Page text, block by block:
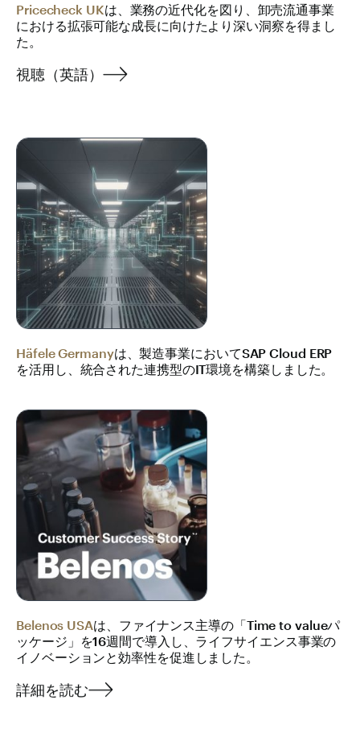
Pricecheck UKは、業務の近代化を図り、卸売流通事業
における拡張可能な成長に向けたより深い洞察を得まし
た。
視聴（英語）
Häfele Germanyは、製造事業においてSAP Cloud ERP
を活用し、統合された連携型のIT環境を構築しました。
Belenos USAは、ファイナンス主導の「Time to valueパ
ッケージ」を16週間で導入し、ライフサイエンス事業の
イノベーションと効率性を促進しました。
詳細を読む